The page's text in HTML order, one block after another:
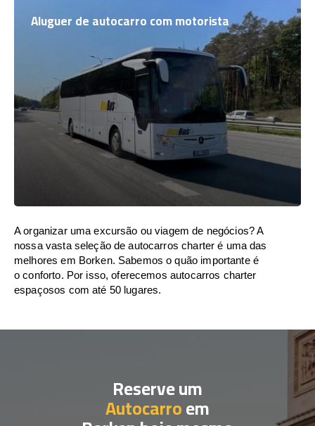
Aluguer de autocarro com motorista
A organizar uma excursão ou viagem de negócios? A
nossa vasta seleção de autocarros charter é uma das
melhores em Borken. Sabemos o quão importante é
o conforto. Por isso, oferecemos autocarros charter
espaçosos com até 50 lugares.
Reserve um
Autocarroem